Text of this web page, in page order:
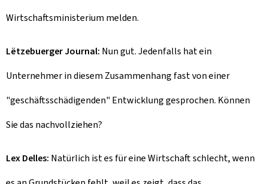
Wirtschaftsministerium melden.
Lëtzebuerger Journal: Nun gut. Jedenfalls hat ein
Unternehmer in diesem Zusammenhang fast von einer
"geschäftsschädigenden" Entwicklung gesprochen. Können
Sie das nachvollziehen?
Lex Delles: Natürlich ist es für eine Wirtschaft schlecht, wenn